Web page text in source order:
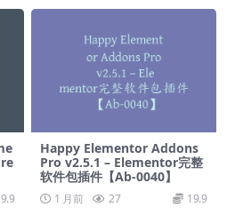
Happy Elementor Addons
Pro v2.5.1 – Elementor完整
软件包插件【Ab-0040】
1 月前 27 19.9